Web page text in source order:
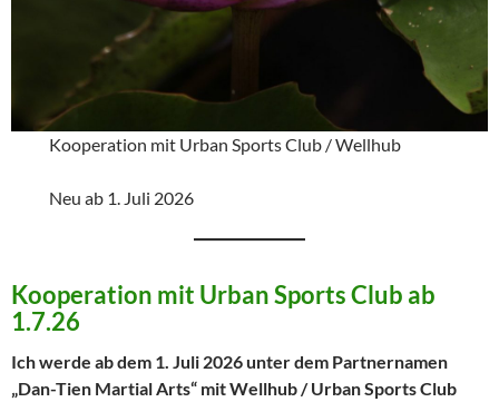
Kooperation mit Urban Sports Club / Wellhub
Neu ab 1. Juli 2026
Kooperation mit Urban Sports Club ab
1.7.26
Ich werde ab dem 1. Juli 2026 unter dem Partnernamen
„Dan-Tien Martial Arts“ mit Wellhub / Urban Sports Club